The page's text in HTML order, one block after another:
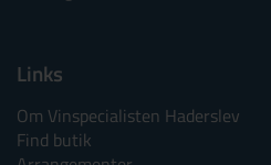
Links
Om Vinspecialisten Haderslev
Find butik